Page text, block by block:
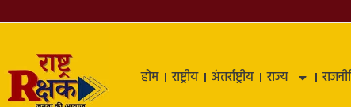
होम राष्ट्रीय अंतर्राष्ट्रीय राज्य